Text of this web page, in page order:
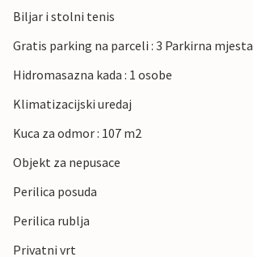
Biljar i stolni tenis
Gratis parking na parceli : 3 Parkirna mjesta
Hidromasazna kada : 1 osobe
Klimatizacijski uredaj
Kuca za odmor : 107 m2
Objekt za nepusace
Perilica posuda
Perilica rublja
Privatni vrt